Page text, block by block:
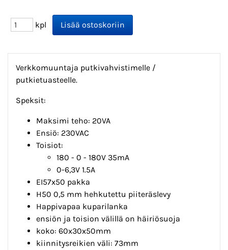
kpl
Verkkomuuntaja putkivahvistimelle /
putkietuasteelle.
Speksit:
Maksimi teho: 20VA
Ensiö: 230VAC
Toisiot:
180 - 0 - 180V 35mA
0-6,3V 1.5A
EI57x50 pakka
H50 0,5 mm hehkutettu piiteräslevy
Happivapaa kuparilanka
ensiön ja toision välillä on häiriösuoja
koko: 60x30x50mm
kiinnitysreikien väli: 73mm